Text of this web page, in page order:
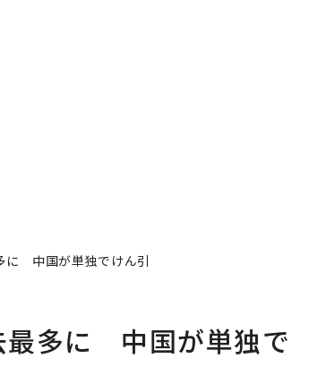
に 中国が単独でけん引
最多に 中国が単独で